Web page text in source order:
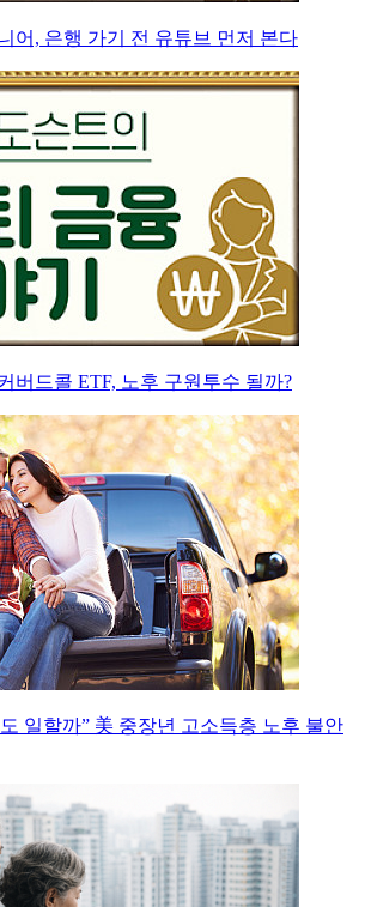
어, 은행 가기 전 유튜브 먼저 본다
버드콜 ETF, 노후 구원투수 될까?
일할까” 美 중장년 고소득층 노후 불안